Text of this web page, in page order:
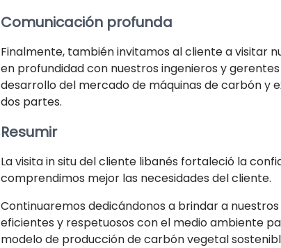
Comunicación profunda
Finalmente, también invitamos al cliente a visitar
en profundidad con nuestros ingenieros y
desarrollo del mercado de máquinas de carbón y
dos partes.
Resumir
La visita in situ del cliente libanés fortaleció la
comprendimos mejor las necesidades del cliente.
Continuaremos dedicándonos a brindar a
eficientes y respetuosos con el medio ambiente
modelo de producción de carbón vegetal